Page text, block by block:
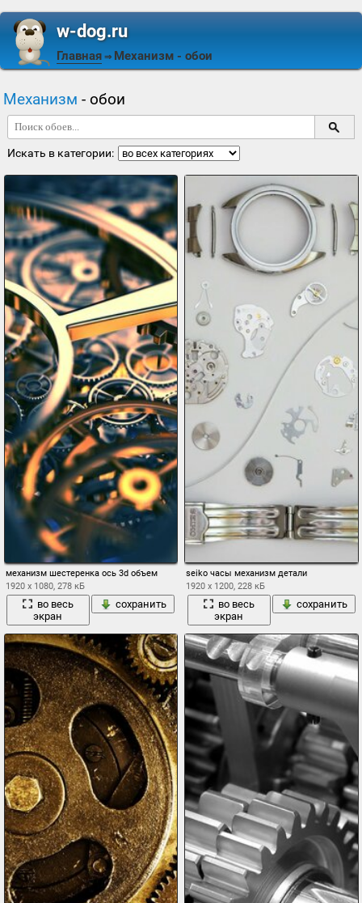
w-dog.ru
Главная ⇒ Механизм - обои
Механизм - обои
Искать в категории:
механизм шестеренка ось 3d объем
1920 x 1080, 278 кБ
во весь
экран
сохранить
seiko часы механизм детали
1920 x 1200, 228 кБ
во весь
экран
сохранить